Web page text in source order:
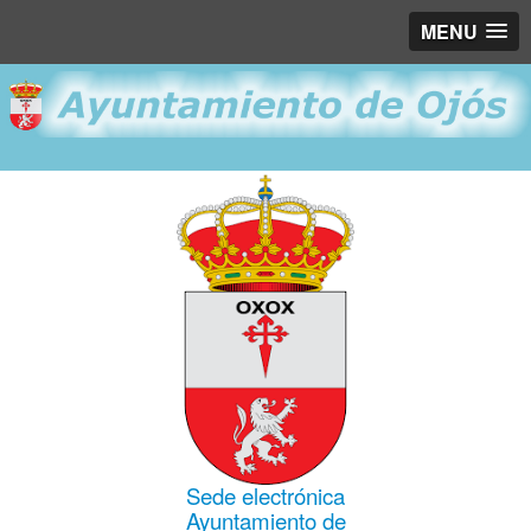
MENU
Sede electrónica
Ayuntamiento de